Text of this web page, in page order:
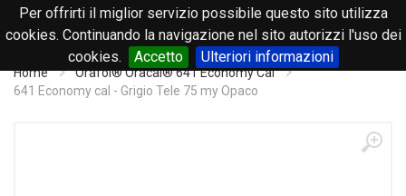
Per offrirti il miglior servizio possibile questo sito utilizza
cookies. Continuando la navigazione nel sito autorizzi l'uso dei
cookies.
Accetto Ulteriori informazioni
0
Home
Orafol® Oracal® 641 Economy Cal
641 Economy cal - Grigio Tele 75 my Opaco